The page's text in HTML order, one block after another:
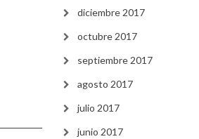
diciembre 2017
octubre 2017
septiembre 2017
agosto 2017
julio 2017
junio 2017